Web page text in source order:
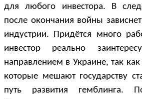
для любого инвестора. В
после окончания войны
индустрии. Придётся много
инвестор реально
направлением в Украине, так
которые мешают государству
путь развития гемблинга.